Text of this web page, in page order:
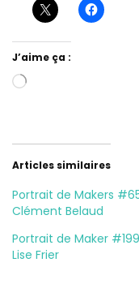
J’aime ça :
Chargement…
Articles similaires
Portrait de Makers
Clément Belaud
Portrait de Maker
Lise Frier